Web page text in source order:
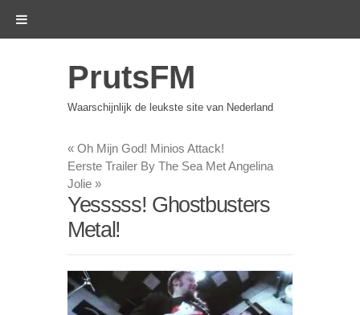
PrutsFM
Waarschijnlijk de leukste site van Nederland
« Oh Mijn God! Minios Attack!
Eerste Trailer By The Sea Met Angelina
Jolie »
Yesssss! Ghostbusters
Metal!